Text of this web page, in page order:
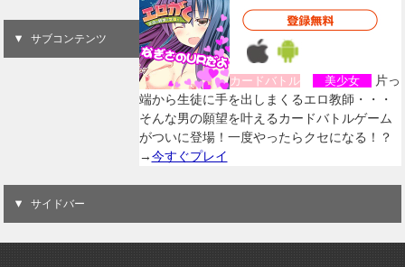
カードバトル 美少女
片っ
端から生徒に手を出しまくるエロ教師・・・
そんな男の願望を叶えるカードバトルゲーム
がついに登場！一度やったらクセになる！？
→今すぐプレイ
サブコンテンツ
サイドバー